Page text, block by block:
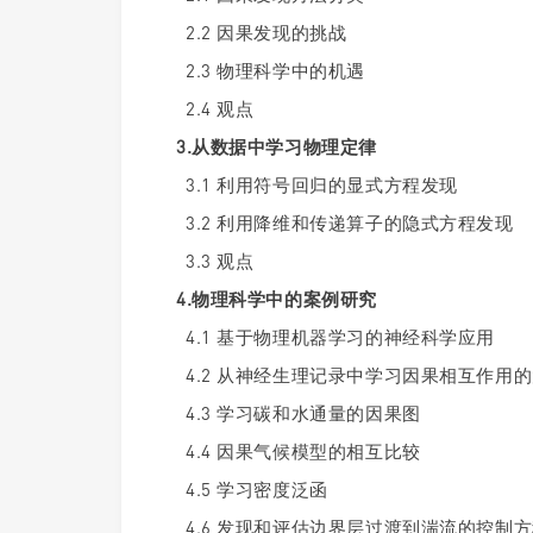
2.2 因果发现的挑战
2.3 物理科学中的机遇
2.4 观点
3.从数据中学习物理定律
3.1 利用符号回归的显式方程发现
3.2 利用降维和传递算子的隐式方程发现
3.3 观点
4.物理科学中的案例研究
4.1 基于物理机器学习的神经科学应用
4.2 从神经生理记录中学习因果相互作用
4.3 学习碳和水通量的因果图
4.4 因果气候模型的相互比较
4.5 学习密度泛函
4.6 发现和评估边界层过渡到湍流的控制